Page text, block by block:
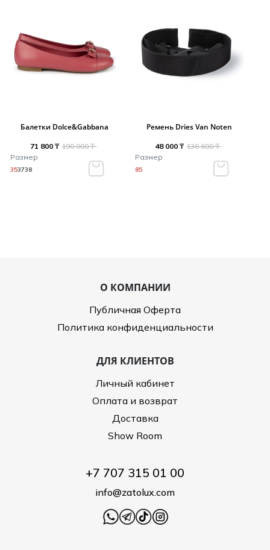
Балетки Dolce&Gabbana
71 800 ₸ 190 000 ₸
Размер
353738
Ремень Dries Van Noten
48 000 ₸ 136 600 ₸
Размер
85
О КОМПАНИИ
Публичная Оферта
Политика конфиденциальности
ДЛЯ КЛИЕНТОВ
Личный кабинет
Оплата и возврат
Доставка
Show Room
+7 707 315 01 00
info@zatolux.com